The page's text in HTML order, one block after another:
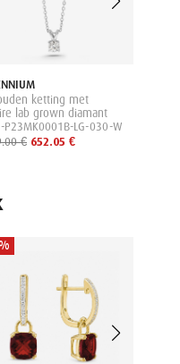
ketting met
lab grown diamant
P23MK0001B-LG-030-W
€ 652.05 €